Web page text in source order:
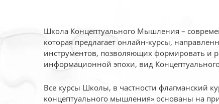
Школа Концептуального Мышления –
которая предлагает онлайн-курсы,
инструментов, позволяющих формировать и
информационной эпохи, вид
Все курсы Школы, в частности флагманский
концептуального мышления» основаны на